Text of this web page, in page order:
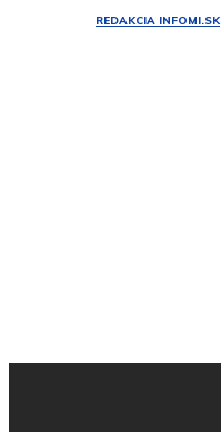
REDAKCIA INFOMI.SK